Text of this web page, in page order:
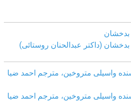
بدخشان
(داکتر عبدالحنان روستائی)
واسیلی متروخین، مترجم احمد ضیا
واسیلی متروخین، مترجم احمد ضیا